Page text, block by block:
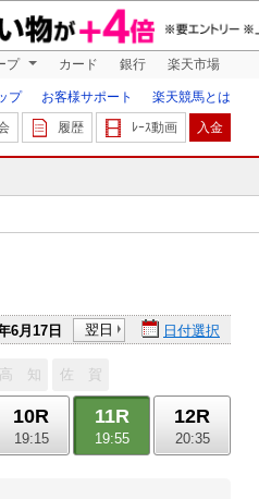
プ カード 銀行 楽天市場
プ お客様サポート
楽天競馬とは
履歴 ﾚｰｽ動画 入金
6月17日 翌日 日付選択
高 知
佐 賀
10R
19:15
11R
19:55
12R
20:35